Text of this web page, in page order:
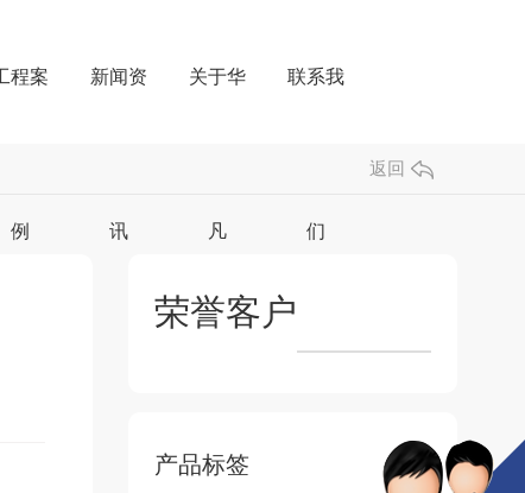
程案
例
新闻资
讯
关于华
凡
联系我
们
返回
荣誉客户
产品标签